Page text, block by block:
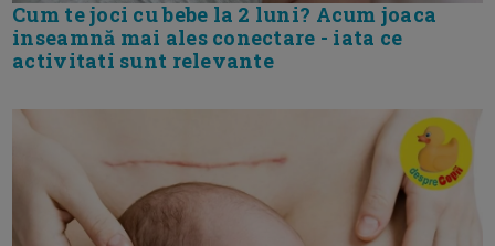
Cum te joci cu bebe la 2 luni? Acum joaca
inseamnă mai ales conectare - iata ce
activitati sunt relevante